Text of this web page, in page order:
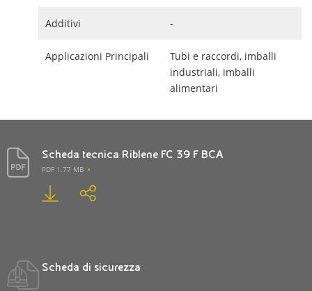
Additivi -
Applicazioni Principali
Tubi e raccordi, imballi
industriali, imballi
alimentari
Scheda tecnica Riblene FC 39 F BCA
PDF 1.77 MB
Scheda di sicurezza